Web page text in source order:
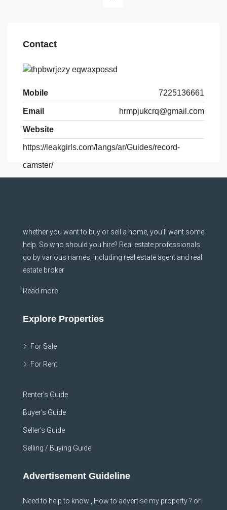
Contact
Mobile 7225136661
Email hrmpjukcrq@gmail.com
Website
https://leakgirls.com/langs/ar/Guides/record-
camster/
whether you want to buy or sell a home, you’ll want some
help. So who should you hire? Real estate professionals
go by various names, including real estate agent and real
estate broker
Read more
Explore Properties
For Sale
For Rent
Renter’s Guide
Buyer’s Guide
Seller’s Guide
Selling / Buying Guide
Advertisement Guideline
Need to help to know , How to advertise my property ? or